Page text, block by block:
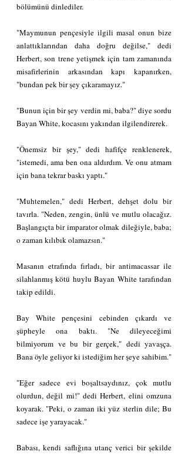
bölümünü dinlediler.
"Maymunun pençesiyle ilgili masal onun bize
anlattıklarından daha doğru değilse," dedi
Herbert, son trene yetişmek için tam zamanında
misafirlerinin arkasından kapı kapanırken,
"bundan pek bir şey çıkaramayız."
"Bunun için bir şey verdin mi, baba?" diye sordu
Bayan White, kocasını yakından ilgilendirerek.
"Önemsiz bir şey," dedi hafifçe renklenerek,
"istemedi, ama ben ona aldırdım. Ve onu atmam
için bana tekrar baskı yaptı."
"Muhtemelen," dedi Herbert, dehşet dolu bir
tavırla. "Neden, zengin, ünlü ve mutlu olacağız.
Başlangıçta bir imparator olmak dileğiyle, baba;
o zaman kılıbık olamazsın."
Masanın etrafında fırladı, bir antimacassar ile
silahlanmış kötü huylu Bayan White tarafından
takip edildi.
Bay White pençesini cebinden çıkardı ve
şüpheyle ona baktı. "Ne dileyeceğimi
bilmiyorum ve bu bir gerçek," dedi yavaşça.
Bana öyle geliyor ki istediğim her şeye sahibim."
"Eğer sadece evi boşaltsaydınız, çok mutlu
olurdun, değil mi!" dedi Herbert, elini omzuna
koyarak. "Peki, o zaman iki yüz sterlin dile; Bu
sadece işe yarayacak."
Babası, kendi saflığına utanç verici bir şekilde